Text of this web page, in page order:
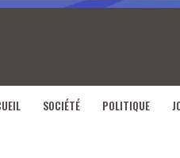
SOCIÉTÉ POLITIQUE